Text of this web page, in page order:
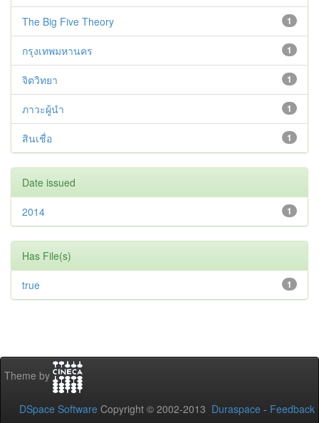
1
The Big Five Theory
1
กรุงเทพมหานคร
1
จิตวิทยา
1
ภาวะผู้นำ
1
สินเชื่อ
Date issued
1
2014
Has File(s)
1
true
Theme by
DSpace Software Copyright © 2002-2013 Duraspace - Feedback